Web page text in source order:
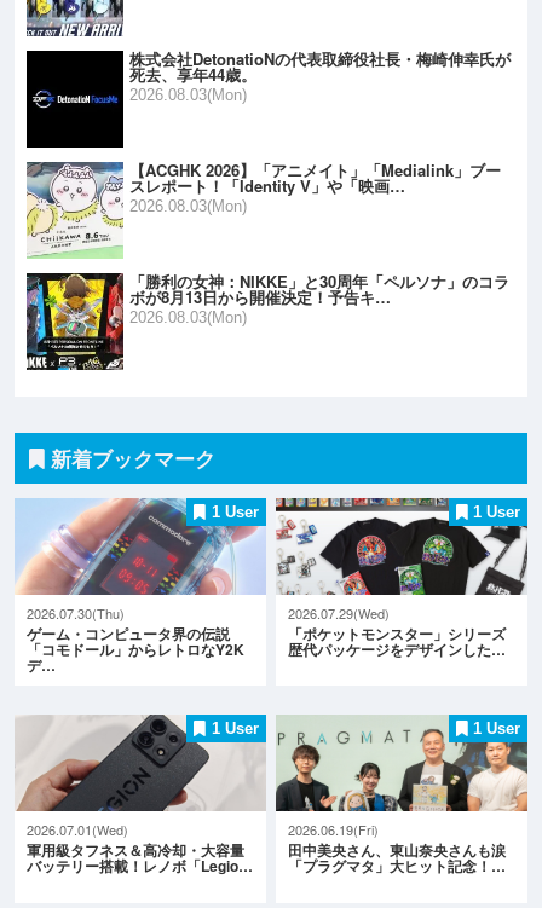
株式会社DetonatioNの代表取締役社長・梅崎伸幸氏が
死去、享年44歳。
2026.08.03(Mon)
【ACGHK 2026】「アニメイト」「Medialink」ブー
スレポート！「Identity V」や「映画…
2026.08.03(Mon)
「勝利の女神：NIKKE」と30周年「ペルソナ」のコラ
ボが8月13日から開催決定！予告キ…
2026.08.03(Mon)
新着ブックマーク
1 User
2026.07.30(Thu)
ゲーム・コンピュータ界の伝説
「コモドール」からレトロなY2K
デ…
1 User
2026.07.29(Wed)
「ポケットモンスター」シリーズ
歴代パッケージをデザインした…
1 User
2026.07.01(Wed)
軍用級タフネス＆高冷却・大容量
バッテリー搭載！レノボ「Legio…
1 User
2026.06.19(Fri)
田中美央さん、東山奈央さんも涙
「プラグマタ」大ヒット記念！…